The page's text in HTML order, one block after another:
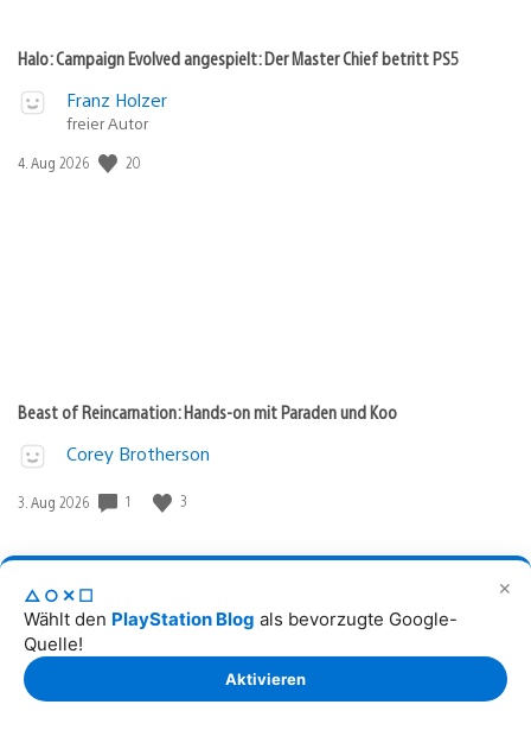
✕
△○✕☐
Wählt den PlayStation Blog als bevorzugte Google-
Quelle!
Aktivieren
Halo: Campaign Evolved angespielt: Der Master Chief betritt PS5
Franz Holzer
freier Autor
Veröffentlichungsdatum:
4. Aug 2026 20
Beast of Reincarnation: Hands-on mit Paraden und Koo
Corey Brotherson
Veröffentlichungsdatum:
3. Aug 2026 1 3